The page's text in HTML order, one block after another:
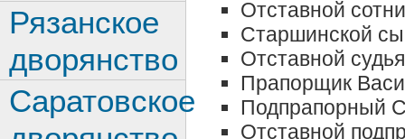
Отставной
Старшинской
Отставной
Прапорщик
Подпрапорный
Отставной
Рязанское
дворянство
Саратовское